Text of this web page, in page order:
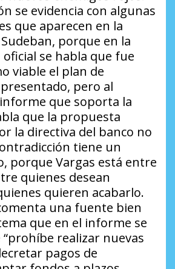
se evidencia con algunas
que aparecen en la
porque en la
se habla que fue
viable el plan de
pero al
que soporta la
que la propuesta
la directiva del banco no
tiene un
porque Vargas está entre
quienes desean
quieren acabarlo.
una fuente bien
que en el informe se
“prohíbe realizar nuevas
pagos de